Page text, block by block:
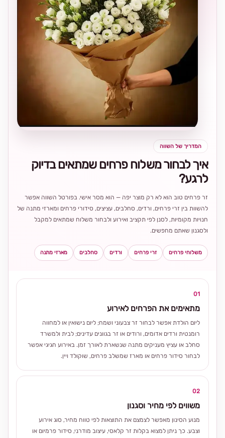
המדריך של השווה
איך לבחור משלוח פרחים שמתאים בדיוק
לרגע?
זר פרחים טוב הוא לא רק מוצר יפה — הוא מסר אישי. בפורטל השווה אפשר
להשוות בין זרי פרחים, ורדים, סחלבים, עציצים, סידורי פרחים ומארזי מתנה של
חנויות מקומיות, לסנן לפי תקציב ואירוע ולבחור משלוח שמתאים למקבל
ולסגנון שאתם מחפשים.
משלוחי פרחים זרי פרחים ורדים סחלבים מארזי מתנה
01
מתאימים את הפרחים לאירוע
ליום הולדת אפשר לבחור זר צבעוני ושמח; ליום נישואין או למחווה
רומנטית ורדים אדומים, ורודים או זר בגוונים עדינים; לבית ולמשרד
סחלב או עציץ מעניקים מתנה שנשארת לאורך זמן. באירוע חגיגי אפשר
לבחור סידור פרחים או מארז שמשלב פרחים, שוקולד ויין.
02
משווים לפי מחיר וסגנון
מנוע הסינון מאפשר לצמצם את התוצאות לפי טווח מחיר, סוג אירוע
וצבע. כך ניתן למצוא בקלות זר קלאסי, עיצוב מודרני, סידור פרמיום או